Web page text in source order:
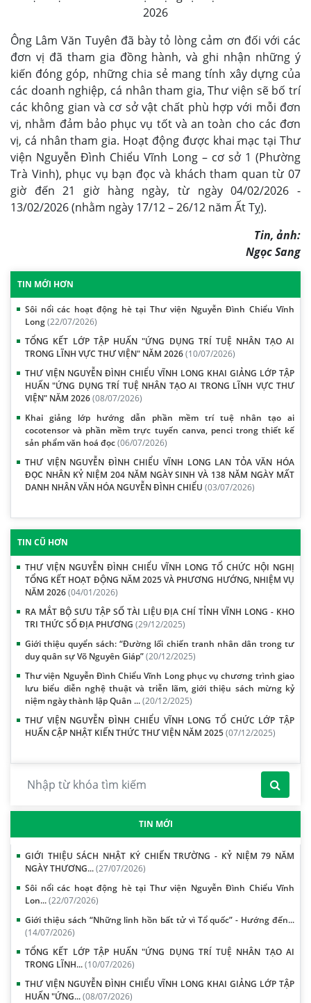
2026
Ông Lâm Văn Tuyên đã bày tỏ lòng cảm ơn đối với các
đơn vị đã tham gia đồng hành, và ghi nhận những ý
kiến đóng góp, những chia sẻ mang tính xây dựng của
các doanh nghiệp, cá nhân tham gia, Thư viện sẽ bố trí
các không gian và cơ sở vật chất phù hợp với mỗi đơn
vị, nhằm đảm bảo phục vụ tốt và an toàn cho các đơn
vị, cá nhân tham gia. Hoạt động được khai mạc tại Thư
viện Nguyễn Đình Chiểu Vĩnh Long – cơ sở 1 (Phường
Trà Vinh), phục vụ bạn đọc và khách tham quan từ 07
giờ đến 21 giờ hàng ngày, từ ngày 04/02/2026 -
13/02/2026 (nhằm ngày 17/12 – 26/12 năm Ất Tỵ).
Tin, ảnh:
Ngọc Sang
TIN MỚI HƠN
Sôi nổi các hoạt động hè tại Thư viện Nguyễn Đình Chiểu Vĩnh
Long(22/07/2026)
TỔNG KẾT LỚP TẬP HUẤN "ỨNG DỤNG TRÍ TUỆ NHÂN TẠO AI
TRONG LĨNH VỰC THƯ VIỆN" NĂM 2026(10/07/2026)
THƯ VIỆN NGUYỄN ĐÌNH CHIỂU VĨNH LONG KHAI GIẢNG LỚP TẬP
HUẤN "ỨNG DỤNG TRÍ TUỆ NHÂN TẠO AI TRONG LĨNH VỰC THƯ
VIỆN" NĂM 2026(08/07/2026)
Khai giảng lớp hướng dẫn phần mềm trí tuệ nhân tạo ai
cocotensor và phần mềm trực tuyến canva, penci trong thiết kế
sản phẩm văn hoá đọc(06/07/2026)
THƯ VIỆN NGUYỄN ĐÌNH CHIỂU VĨNH LONG LAN TỎA VĂN HÓA
ĐỌC NHÂN KỶ NIỆM 204 NĂM NGÀY SINH VÀ 138 NĂM NGÀY MẤT
DANH NHÂN VĂN HÓA NGUYỄN ĐÌNH CHIỂU (03/07/2026)
TIN CŨ HƠN
THƯ VIỆN NGUYỄN ĐÌNH CHIỂU VĨNH LONG TỔ CHỨC HỘI NGHỊ
TỔNG KẾT HOẠT ĐỘNG NĂM 2025 VÀ PHƯƠNG HƯỚNG, NHIỆM VỤ
NĂM 2026(04/01/2026)
RA MẮT BỘ SƯU TẬP SỐ TÀI LIỆU ĐỊA CHÍ TỈNH VĨNH LONG - KHO
TRI THỨC SỐ ĐỊA PHƯƠNG (29/12/2025)
Giới thiệu quyển sách: “Đường lối chiến tranh nhân dân trong tư
duy quân sự Võ Nguyên Giáp”(20/12/2025)
Thư viện Nguyễn Đình Chiểu Vĩnh Long phục vụ chương trình giao
lưu biểu diễn nghệ thuật và triễn lãm, giới thiệu sách mừng kỷ
niệm ngày thành lập Quân ...(20/12/2025)
THƯ VIỆN NGUYỄN ĐÌNH CHIỂU VĨNH LONG TỔ CHỨC LỚP TẬP
HUẤN CẬP NHẬT KIẾN THỨC THƯ VIỆN NĂM 2025(07/12/2025)
TIN MỚI
GIỚI THIỆU SÁCH NHẬT KÝ CHIẾN TRƯỜNG - KỶ NIỆM 79 NĂM
NGÀY THƯƠNG...(27/07/2026)
Sôi nổi các hoạt động hè tại Thư viện Nguyễn Đình Chiểu Vĩnh
Lon...(22/07/2026)
Giới thiệu sách “Những linh hồn bất tử vì Tổ quốc” - Hướng đến...
(14/07/2026)
TỔNG KẾT LỚP TẬP HUẤN "ỨNG DỤNG TRÍ TUỆ NHÂN TẠO AI
TRONG LĨNH...(10/07/2026)
THƯ VIỆN NGUYỄN ĐÌNH CHIỂU VĨNH LONG KHAI GIẢNG LỚP TẬP
HUẤN "ỨNG...(08/07/2026)